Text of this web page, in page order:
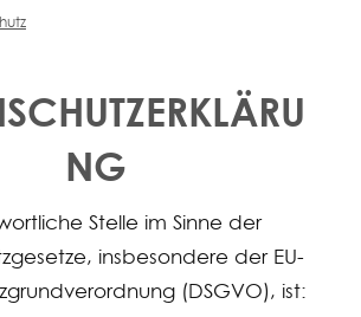
NG
Stelle im Sinne der
insbesondere der EU-
(DSGVO), ist: